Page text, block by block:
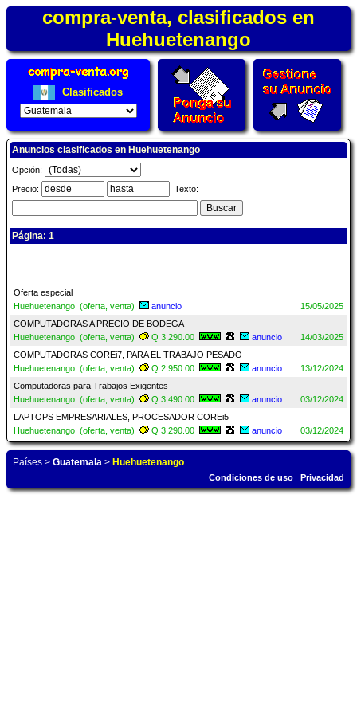
compra-venta, clasificados en
Huehuetenango
Clasificados
Anuncios clasificados en Huehuetenango
Opción:
Precio:
Texto:
Página: 1
Oferta especial
Huehuetenango (oferta, venta)
anuncio
15/05/2025
COMPUTADORAS A PRECIO DE BODEGA
Huehuetenango (oferta, venta)
Q 3,290.00 anuncio
14/03/2025
COMPUTADORAS COREi7, PARA EL TRABAJO PESADO
Huehuetenango (oferta, venta)
Q 2,950.00 anuncio
13/12/2024
Computadoras para Trabajos Exigentes
Huehuetenango (oferta, venta)
Q 3,490.00 anuncio
03/12/2024
LAPTOPS EMPRESARIALES, PROCESADOR COREi5
Huehuetenango (oferta, venta)
Q 3,290.00 anuncio 03/12/2024
Países > Guatemala > Huehuetenango
Condiciones de uso Privacidad